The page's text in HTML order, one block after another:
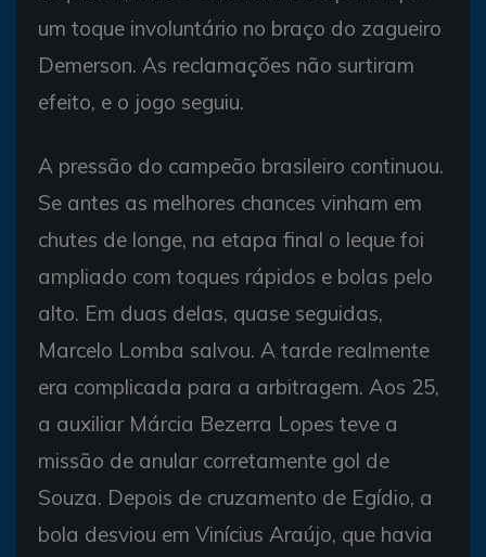
um toque involuntário no braço do zagueiro
Demerson. As reclamações não surtiram
efeito, e o jogo seguiu.
A pressão do campeão brasileiro continuou.
Se antes as melhores chances vinham em
chutes de longe, na etapa final o leque foi
ampliado com toques rápidos e bolas pelo
alto. Em duas delas, quase seguidas,
Marcelo Lomba salvou. A tarde realmente
era complicada para a arbitragem. Aos 25,
a auxiliar Márcia Bezerra Lopes teve a
missão de anular corretamente gol de
Souza. Depois de cruzamento de Egídio, a
bola desviou em Vinícius Araújo, que havia